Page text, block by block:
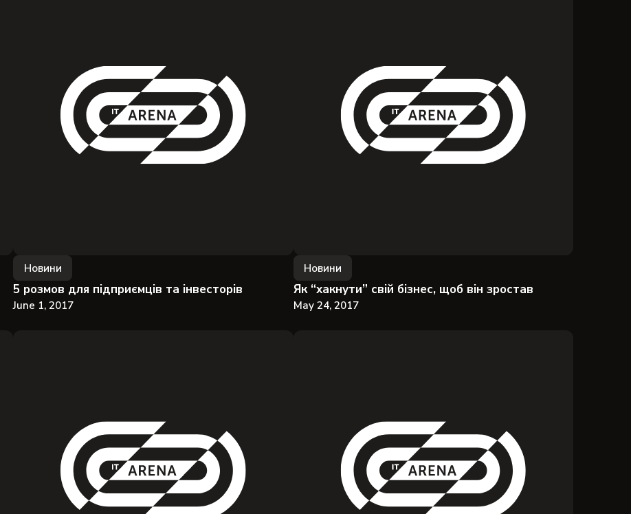
Новини
5 розмов для підприємців та інвесторів
June 1, 2017
Новини
Як “хакнути” свій бізнес, щоб він зростав
May 24, 2017